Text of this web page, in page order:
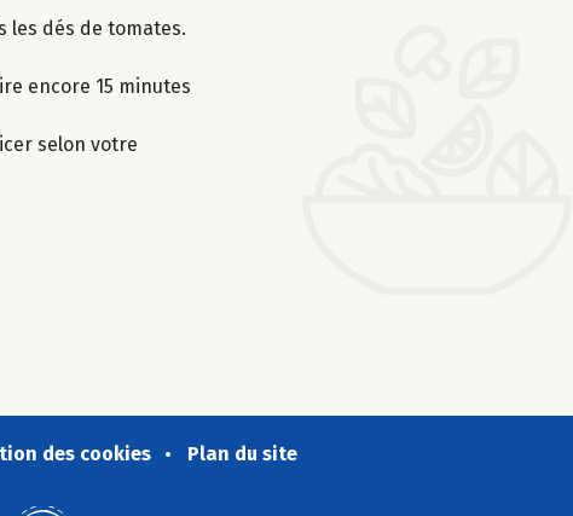
les dés de tomates.
encore 15 minutes
selon votre
des cookies Plan du site